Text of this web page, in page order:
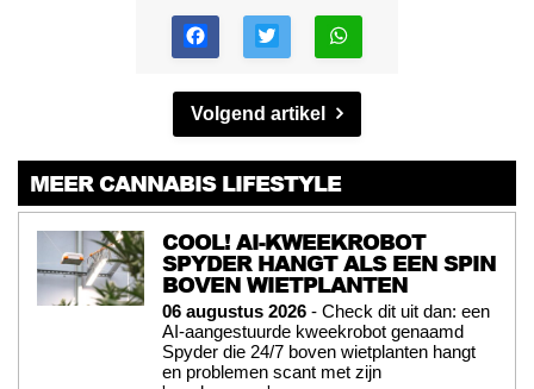
Volgend artikel
MEER CANNABIS LIFESTYLE
COOL! AI-KWEEKROBOT
SPYDER HANGT ALS EEN SPIN
BOVEN WIETPLANTEN
06 augustus 2026 - Check dit uit dan: een
AI-aangestuurde kweekrobot genaamd
Spyder die 24/7 boven wietplanten hangt
en problemen scant met zijn